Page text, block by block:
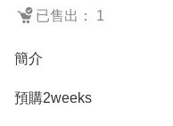
已售出： 1
簡介
預購2weeks